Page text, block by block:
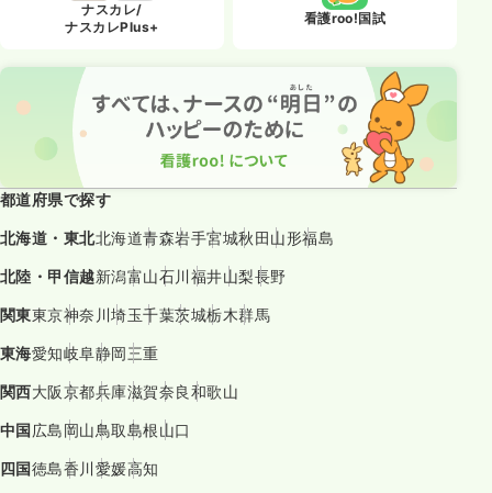
ナスカレ/
ナスカレPlus+
看護roo!国試
都道府県で探す
北海道・東北北海道青森岩手宮城秋田山形福島
北陸・甲信越新潟富山石川福井山梨長野
関東東京神奈川埼玉千葉茨城栃木群馬
東海愛知岐阜静岡三重
関西大阪京都兵庫滋賀奈良和歌山
中国広島岡山鳥取島根山口
四国徳島香川愛媛高知